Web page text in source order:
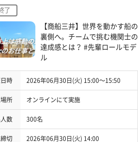
了
【商船三井】世界を動かす船の
裏側へ。チームで挑む機関士の
達成感とは？ #先輩ロールモデ
ル
日時 2026年06月30日(火) 15:00〜15:50
場所 オンラインにて実施
数 300名
切 2026年06月30日(火) 14:00